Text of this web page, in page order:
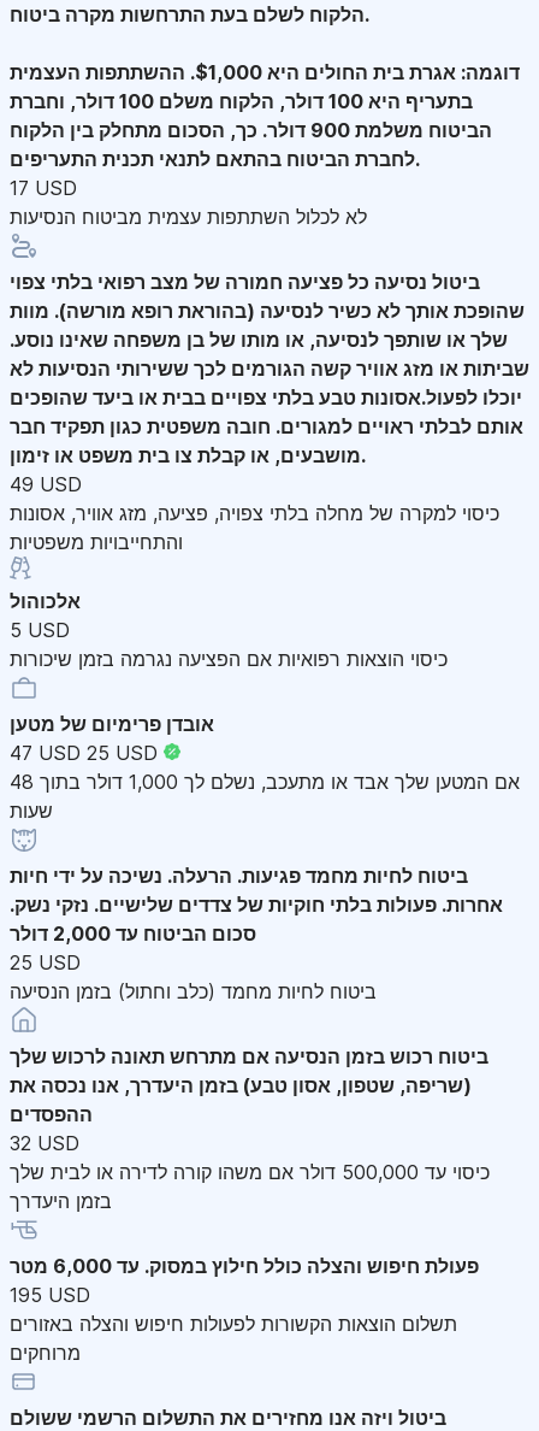
הלקוח לשלם בעת התרחשות מקרה ביטוח.
דוגמה: אגרת בית החולים היא $1,000. ההשתתפות העצמית
בתעריף היא 100 דולר, הלקוח משלם 100 דולר, וחברת
הביטוח משלמת 900 דולר. כך, הסכום מתחלק בין הלקוח
לחברת הביטוח בהתאם לתנאי תכנית התעריפים.
17 USD
לא לכלול השתתפות עצמית מביטוח הנסיעות
ביטול נסיעה כל פציעה חמורה של מצב רפואי בלתי צפוי
שהופכת אותך לא כשיר לנסיעה (בהוראת רופא מורשה). מוות
שלך או שותפך לנסיעה, או מותו של בן משפחה שאינו נוסע.
שביתות או מזג אוויר קשה הגורמים לכך ששירותי הנסיעות לא
יוכלו לפעול.אסונות טבע בלתי צפויים בבית או ביעד שהופכים
אותם לבלתי ראויים למגורים. חובה משפטית כגון תפקיד חבר
מושבעים, או קבלת צו בית משפט או זימון.
49 USD
כיסוי למקרה של מחלה בלתי צפויה, פציעה, מזג אוויר, אסונות
והתחייבויות משפטיות
אלכוהול
5 USD
כיסוי הוצאות רפואיות אם הפציעה נגרמה בזמן שיכורות
אובדן פרימיום של מטען
47 USD 25 USD
אם המטען שלך אבד או מתעכב, נשלם לך 1,000 דולר בתוך 48
שעות
ביטוח לחיות מחמד פגיעות. הרעלה. נשיכה על ידי חיות
אחרות. פעולות בלתי חוקיות של צדדים שלישיים. נזקי נשק.
סכום הביטוח עד 2,000 דולר
25 USD
ביטוח לחיות מחמד (כלב וחתול) בזמן הנסיעה
ביטוח רכוש בזמן הנסיעה אם מתרחש תאונה לרכוש שלך
(שריפה, שטפון, אסון טבע) בזמן היעדרך, אנו נכסה את
ההפסדים
32 USD
כיסוי עד 500,000 דולר אם משהו קורה לדירה או לבית שלך
בזמן היעדרך
פעולת חיפוש והצלה כולל חילוץ במסוק. עד 6,000 מטר
195 USD
תשלום הוצאות הקשורות לפעולות חיפוש והצלה באזורים
מרוחקים
ביטול ויזה אנו מחזירים את התשלום הרשמי ששולם